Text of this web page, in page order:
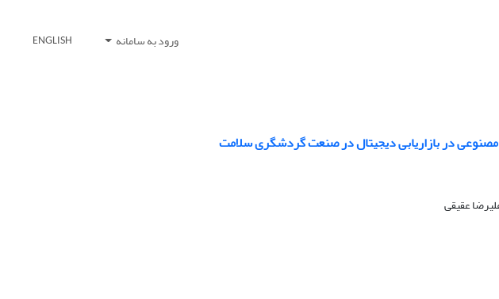
ورود به سامانه ENGLISH
در بازاریابی دیجیتال در صنعت گردشگری سلامت
عقیقی